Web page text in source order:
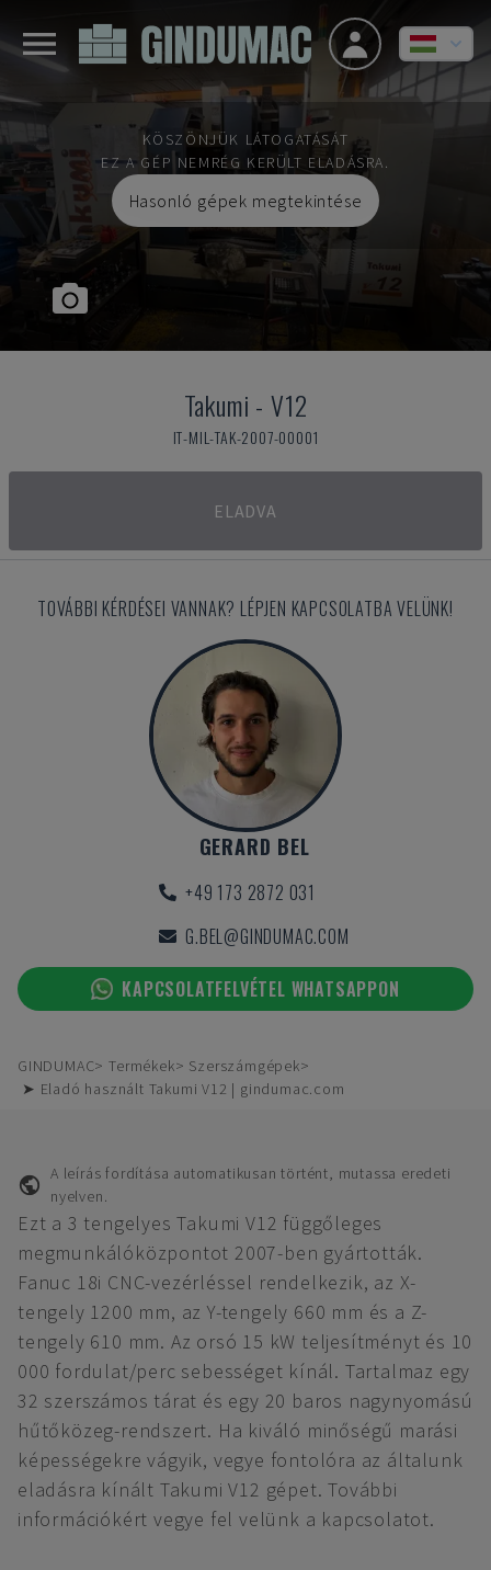
KÖSZÖNJÜK LÁTOGATÁSÁT
EZ A GÉP NEMRÉG KERÜLT ELADÁSRA.
Hasonló gépek megtekintése
Takumi - V12
IT-MIL-TAK-2007-00001
ELADVA
TOVÁBBI KÉRDÉSEI VANNAK? LÉPJEN KAPCSOLATBA VELÜNK!
GERARD BEL
+49 173 2872 031
G.BEL@GINDUMAC.COM
KAPCSOLATFELVÉTEL WHATSAPPON
GINDUMAC Termékek
Szerszámgépek
➤ Eladó használt Takumi V12 | gindumac.com
A leírás fordítása automatikusan történt, mutassa eredeti
nyelven.
Ezt a 3 tengelyes Takumi V12 függőleges
megmunkálóközpontot 2007-ben gyártották.
Fanuc 18i CNC-vezérléssel rendelkezik, az X-
tengely 1200 mm, az Y-tengely 660 mm és a Z-
tengely 610 mm. Az orsó 15 kW teljesítményt és 10
000 fordulat/perc sebességet kínál. Tartalmaz egy
32 szerszámos tárat és egy 20 baros nagynyomású
hűtőközeg-rendszert. Ha kiváló minőségű marási
képességekre vágyik, vegye fontolóra az általunk
eladásra kínált Takumi V12 gépet. További
információkért vegye fel velünk a kapcsolatot.